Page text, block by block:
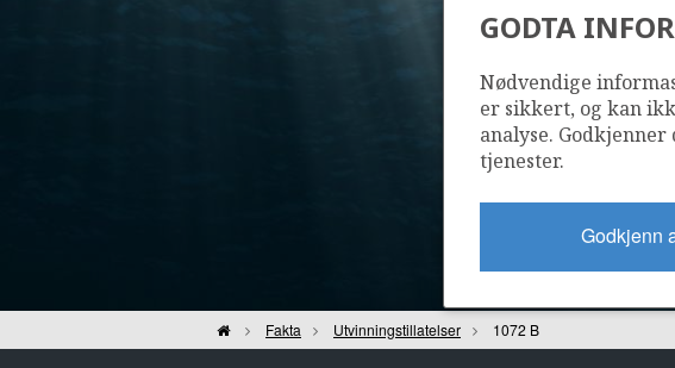
Hjem Fakta Utvinningstillatelser 1072 B
GODTA
Nødvendige
er sikkert, og kan
analyse.
tjenester.
Godkjenn